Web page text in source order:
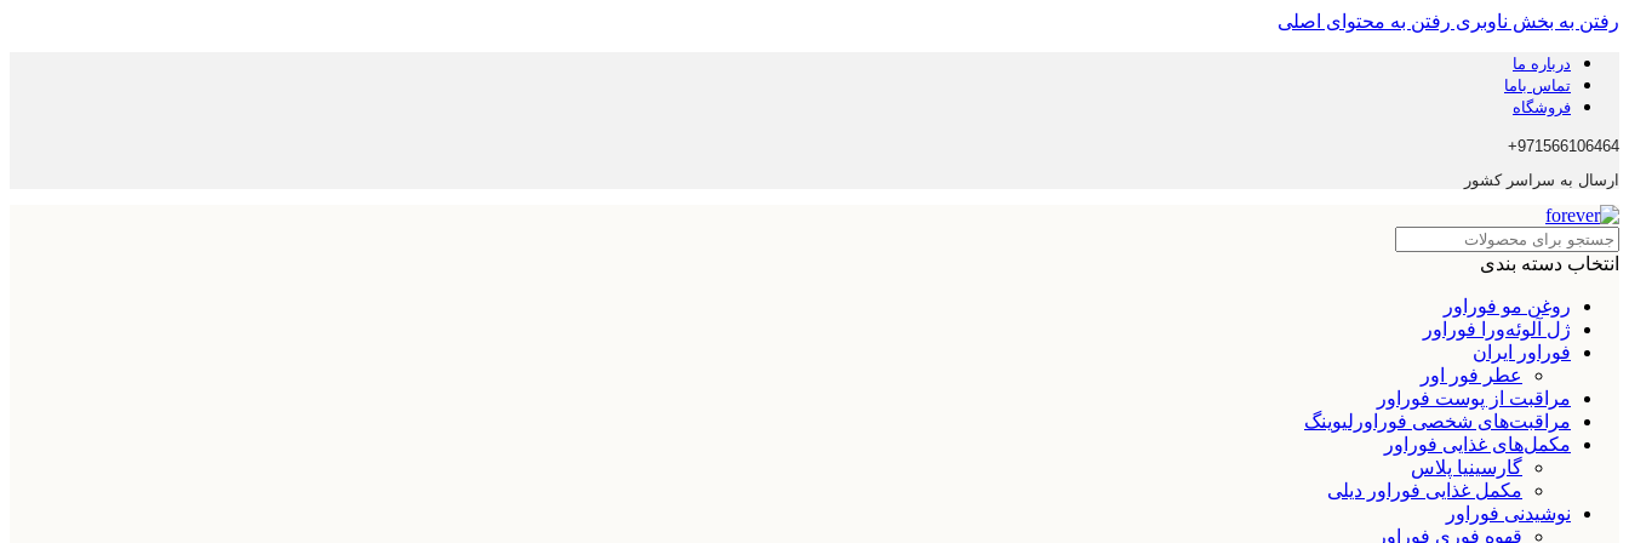
رفتن به بخش ناوبری رفتن به محتوای اصلی
درباره ما
تماس باما
فروشگاه
971566106464+
ارسال به سراسر کشور
انتخاب دسته بندی
روغن مو فوراور
ژل آلوئه‌ورا فوراور
فوراور ایران
عطر فور اور
مراقبت از پوست فوراور
مراقبت‌های شخصی فوراورلیوینگ
مکمل‌های غذایی فوراور
گارسینیا پلاس
مکمل غذایی فوراور دیلی
نوشیدنی فوراور
قهوه فوری فوراور